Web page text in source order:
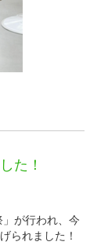
た！
が行われ、今
られました！